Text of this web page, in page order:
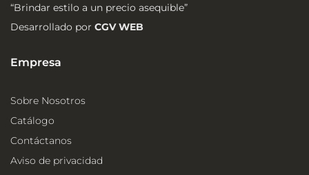
“Brindar estilo a un precio asequible”
Desarrollado por CGV WEB
Empresa
Sobre Nosotros
Catálogo
Contáctanos
Aviso de privacidad